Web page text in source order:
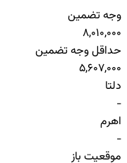
وجه تضمین
8,010,000
حداقل وجه تضمین
5,607,000
دلتا
-
اهرم
-
موقعیت باز